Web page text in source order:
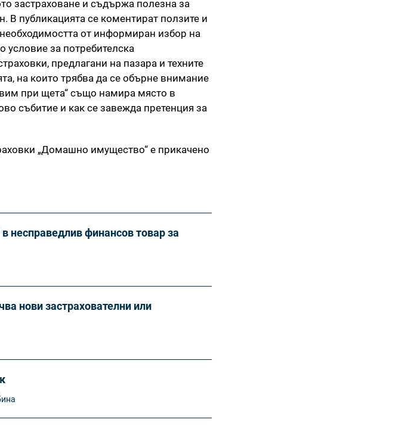
застраховане и съдържа полезна за
В публикацията се коментират ползите и
от информиран избор на
условие за потребителска
предлагани на пазара и техните
на които трябва да се обърне внимание
при щета“ също намира място в
събитие и как се завежда претенция за
„Домашно имущество“ е прикачено
несправедлив финансов товар за
нови застрахователни или